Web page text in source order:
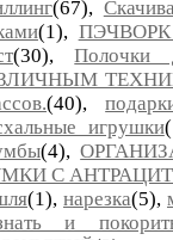
(67),
(1),
(30),Полочки
(40),
игрушки
(4),
С
(1), нарезка(5),
и